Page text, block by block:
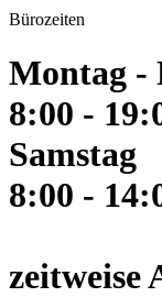
Bürozeiten
Montag -
8:00 -
Samstag
8:00 -
zeitweise